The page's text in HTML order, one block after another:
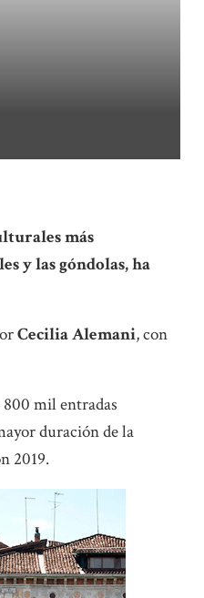
más
y las góndolas, ha
Cecilia Alemani, con
mil entradas
duración de la
2019.